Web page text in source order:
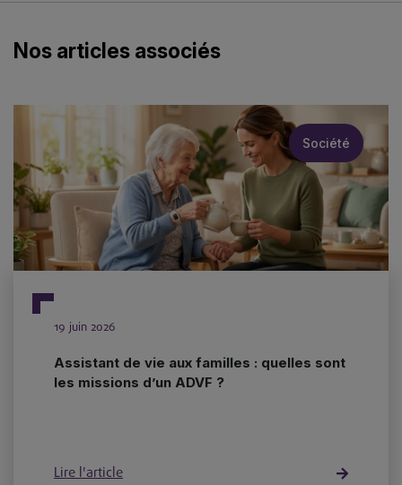
Nos articles associés
Société
19 juin 2026
Assistant de vie aux familles : quelles sont
les missions d’un ADVF ?
Lire l'article